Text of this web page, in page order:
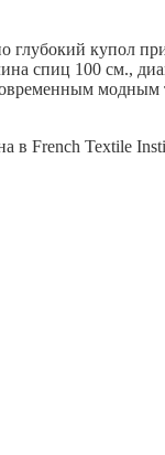
глубокий купол
спиц 100 см.,
в French Textile